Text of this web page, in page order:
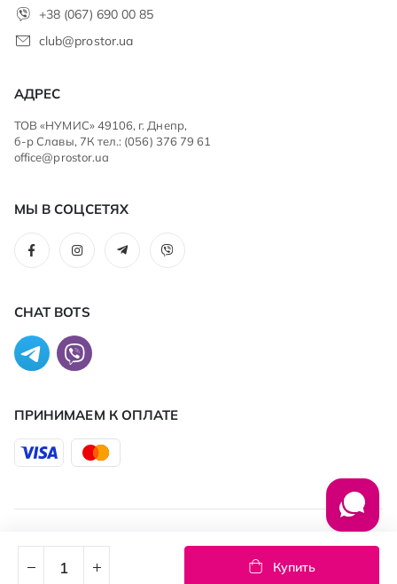
Купить
+38 (067) 690 00 85
club@prostor.ua
АДРЕС
ТОВ «НУМИС» 49106, г. Днепр,
б-р Славы, 7К тел.: (056) 376 79 61
office@prostor.ua
МЫ В СОЦСЕТЯХ
CHAT BOTS
ПРИНИМАЕМ К ОПЛАТЕ
© 2026 PROSTOR